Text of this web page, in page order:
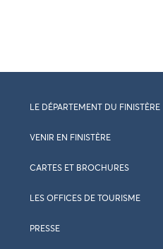
LE DÉPARTEMENT DU FINISTÈRE
VENIR EN FINISTÈRE
CARTES ET BROCHURES
LES OFFICES DE TOURISME
PRESSE